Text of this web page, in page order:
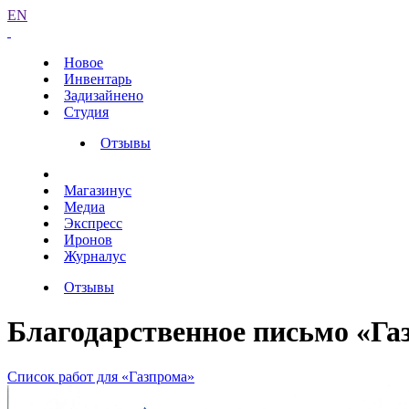
EN
Новое
Инвентарь
Задизайнено
Студия
Отзывы
Магазинус
Медиа
Экспресс
Иронов
Журналус
Отзывы
Благодарственное письмо
Список работ для «Газпрома»